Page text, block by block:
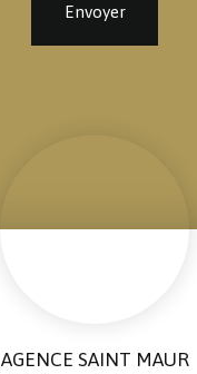
Envoyer
AGENCE SAINT MAUR